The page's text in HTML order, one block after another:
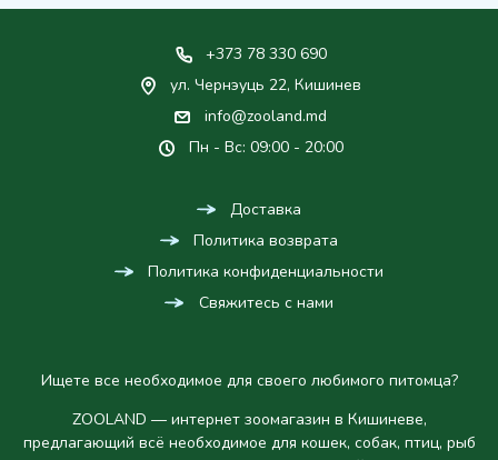
+373 78 330 690
ул. Чернэуць 22, Кишинев
info@zooland.md
Пн - Вс: 09:00 - 20:00
Доставка
Политика возврата
Политика конфиденциальности
Свяжитесь с нами
Ищете все необходимое для своего любимого питомца?
ZOOLAND — интернет зоомагазин в Кишиневе,
предлагающий всё необходимое для кошек, собак, птиц, рыб